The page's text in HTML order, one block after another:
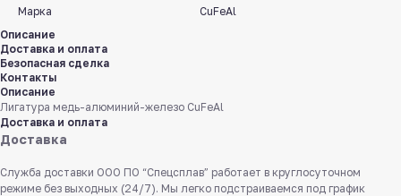
Марка
CuFeAl
Описание
Доставка и оплата
Безопасная сделка
Контакты
Описание
Лигатура медь-алюминий-железо CuFeAl
Доставка и оплата
Доставка
Служба доставки ООО ПО “Спецсплав” работает в круглосуточном
режиме без выходных (24/7). Мы легко подстраиваемся под график